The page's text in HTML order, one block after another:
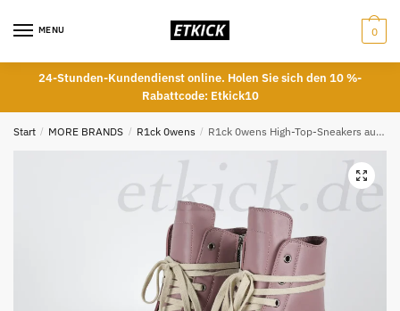
MENU 0
24-Stunden-Kundendienst online. Holen Sie sich den 10 %-
Rabattcode: Etkick10
Start / MORE BRANDS / R1ck 0wens / R1ck 0wens High-Top-Sneakers aus Leder Rosa